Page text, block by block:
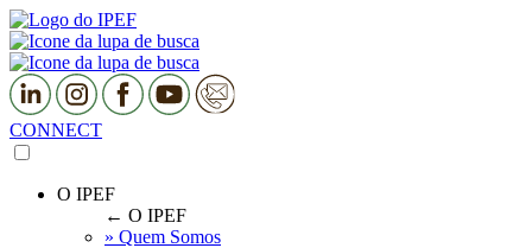
CONNECT
O IPEF
← O IPEF
» Quem Somos